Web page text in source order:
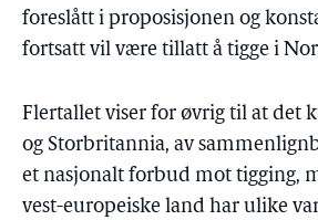
foreslått i proposisjonen og
fortsatt vil være tillatt å tigge i
Flertallet viser for øvrig til at det
og Storbritannia, av
et nasjonalt forbud mot tigging,
vest-europeiske land har ulike